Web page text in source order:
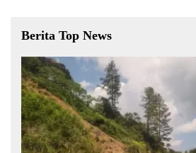
Berita Top News